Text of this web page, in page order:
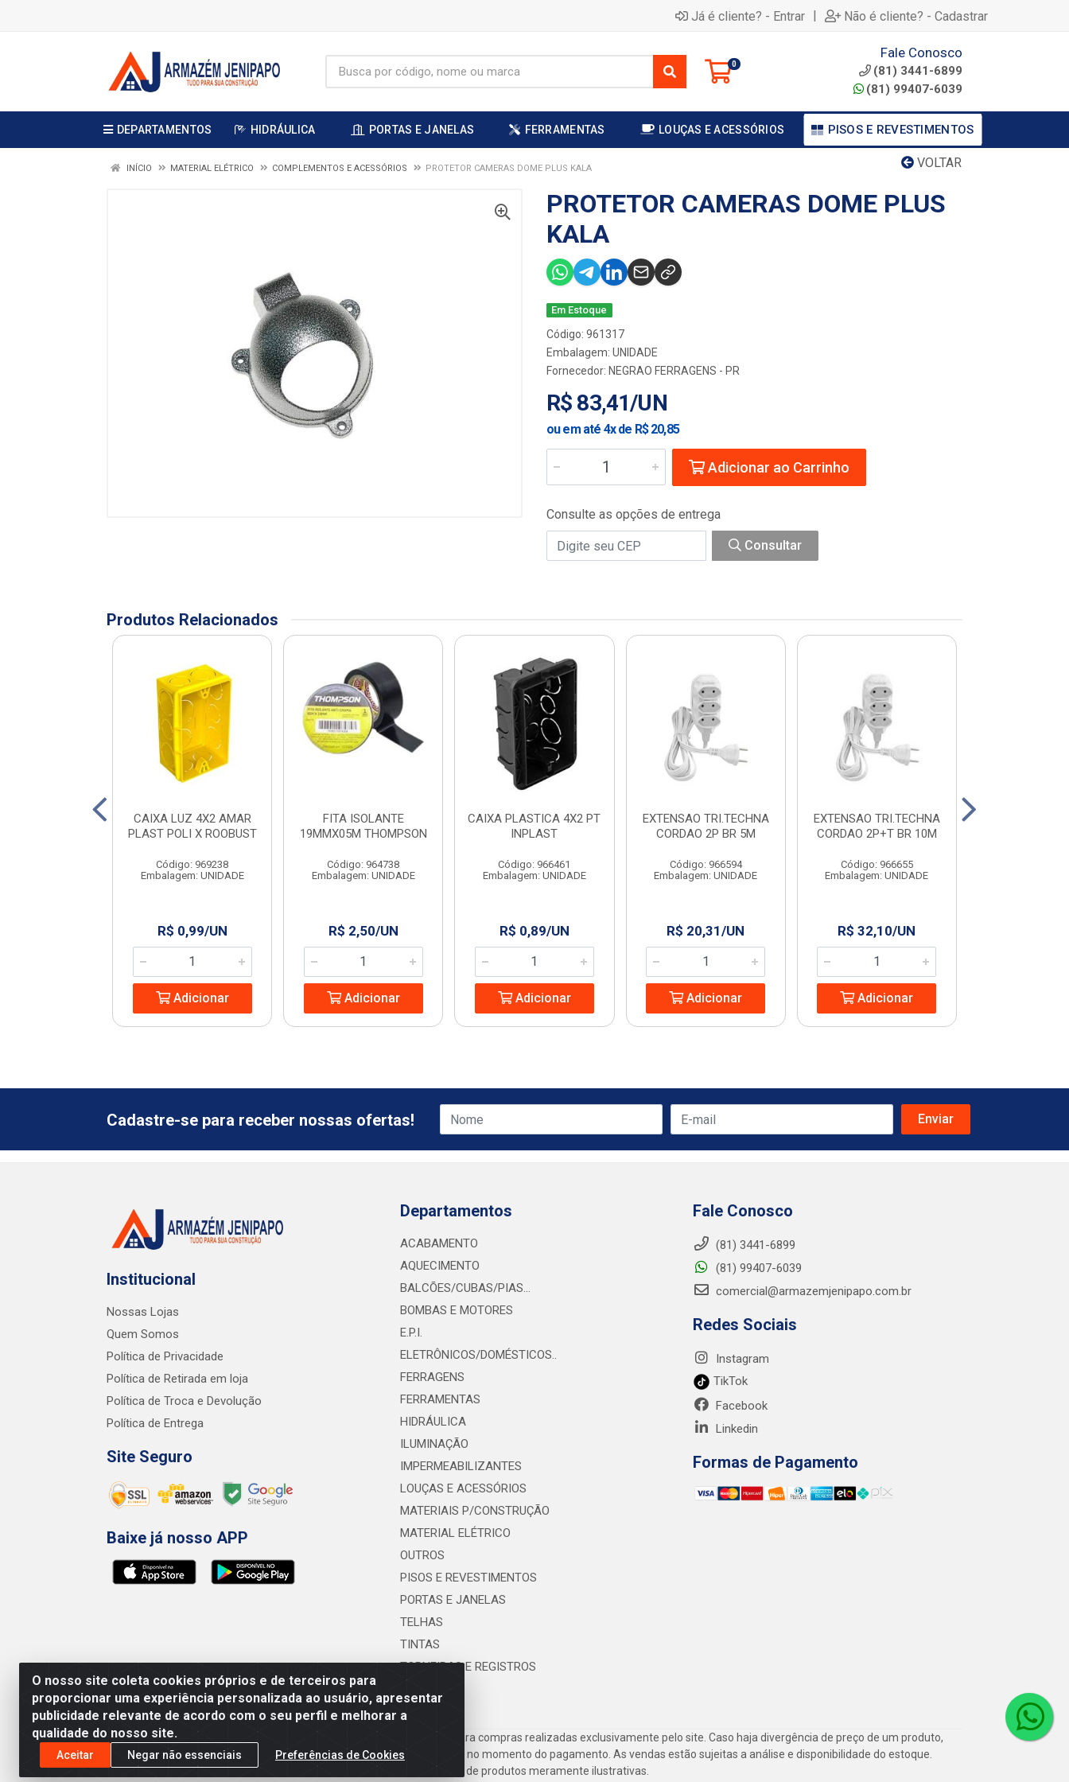
Já é cliente? - Entrar | Não é cliente? - Cadastrar
0
Fale Conosco
(81) 3441-6899
(81) 99407-6039
DEPARTAMENTOS HIDRÁULICA PORTAS E JANELAS FERRAMENTAS LOUÇAS E ACESSÓRIOS PISOS E REVESTIMENTOS
VOLTAR
INÍCIO MATERIAL ELÉTRICO COMPLEMENTOS E ACESSÓRIOS PROTETOR CAMERAS DOME PLUS KALA
PROTETOR CAMERAS DOME PLUS
KALA
Em Estoque
Código: 961317
Embalagem: UNIDADE
Fornecedor: NEGRAO FERRAGENS - PR
R$ 83,41/UN
ou em até 4x de R$ 20,85
Adicionar ao Carrinho
Consulte as opções de entrega
Consultar
Produtos Relacionados
CAIXA LUZ 4X2 AMAR
PLAST POLI X ROOBUST
Código: 969238
Embalagem: UNIDADE
R$ 0,99/UN
Adicionar
FITA ISOLANTE
19MMX05M THOMPSON
Código: 964738
Embalagem: UNIDADE
R$ 2,50/UN
Adicionar
CAIXA PLASTICA 4X2 PT
INPLAST
Código: 966461
Embalagem: UNIDADE
R$ 0,89/UN
Adicionar
EXTENSAO TRI.TECHNA
CORDAO 2P BR 5M
Código: 966594
Embalagem: UNIDADE
R$ 20,31/UN
Adicionar
EXTENSAO TRI.TECHNA
CORDAO 2P+T BR 10M
Código: 966655
Embalagem: UNIDADE
R$ 32,10/UN
Adicionar
O nosso site coleta cookies próprios e de terceiros para
proporcionar uma experiência personalizada ao usuário, apresentar
publicidade relevante de acordo com o seu perfil e melhorar a
qualidade do nosso site.
Aceitar Negar não essenciais Preferências de Cookies
Cadastre-se para receber nossas ofertas!
Institucional
Nossas Lojas
Quem Somos
Política de Privacidade
Política de Retirada em loja
Política de Troca e Devolução
Política de Entrega
Site Seguro
Baixe já nosso APP
Departamentos
ACABAMENTO
AQUECIMENTO
BALCÕES/CUBAS/PIAS...
BOMBAS E MOTORES
E.P.I.
ELETRÔNICOS/DOMÉSTICOS..
FERRAGENS
FERRAMENTAS
HIDRÁULICA
ILUMINAÇÃO
IMPERMEABILIZANTES
LOUÇAS E ACESSÓRIOS
MATERIAIS P/CONSTRUÇÃO
MATERIAL ELÉTRICO
OUTROS
PISOS E REVESTIMENTOS
PORTAS E JANELAS
TELHAS
TINTAS
TORNEIRAS E REGISTROS
Fale Conosco
(81) 3441-6899
(81) 99407-6039
comercial@armazemjenipapo.com.br
Redes Sociais
Instagram
TikTok
Facebook
Linkedin
Formas de Pagamento
Preços, promoções, condições de pagamento e frete são válidos para compras realizadas exclusivamente pelo site. Caso haja divergência de preço de um produto,
será válido o preço que for exibido no carrinho de compras do site no momento do pagamento. As vendas estão sujeitas a análise e disponibilidade do estoque.
Imagens de produtos meramente ilustrativas.